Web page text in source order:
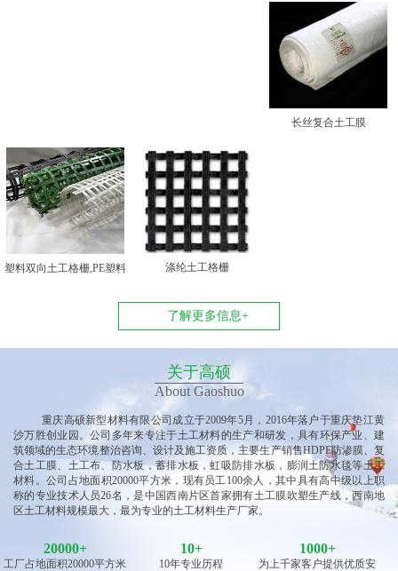
长丝复合土工膜
塑料双向土工格栅,PE塑料 涤纶土工格栅
了解更多信息+
关于高硕
About Gaoshuo
重庆高硕新型材料有限公司 成立于2009年5月，2016年落户于重庆垫江黄
沙万胜创业园 。公司多年来专注于土工材料的生产和研发，具有环保产业、建
筑领域的生态环境整治咨询、设计及施工资质，主要生产销售HDPE防渗膜、复
合土工膜、土工布、防水板，蓄排水板，虹吸防排水板，膨润土防水毯等土工
材料。公司占地面积20000平方米，现有员工100余人，其中具有高中级以上职
称的专业技术人员26名，是中国西南片区首家拥有土工膜吹塑生产线，西南地
区土工材料规模最大，最为专业的土工材料生产厂家。
20000+
工厂占地面积20000平方米
10+
10年专业历程
1000+
为上千家客户提供优质安